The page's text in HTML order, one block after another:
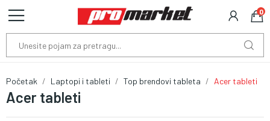
0
Acer tableti
Početak Laptopi i tableti Top brendovi tableta Acer tableti